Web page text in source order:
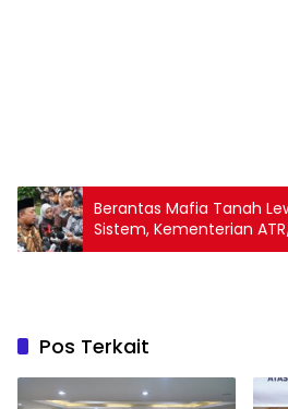
Berantas Mafia Tanah
Sistem, Kementerian
Pendaftaran Tanah di
Pos Terkait